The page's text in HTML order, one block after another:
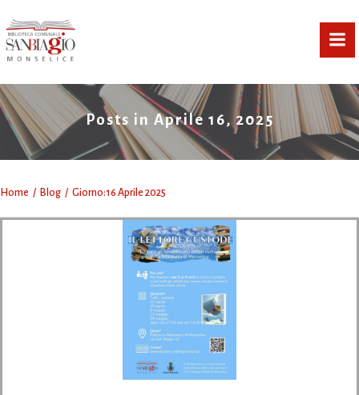
Posts in Aprile 16, 2025
Home Blog Giorno:16 Aprile 2025